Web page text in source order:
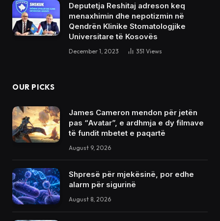
Deputetja Reshitaj adreson keq
menaxhimin dhe nepotizmin në
Qendrën Klinike Stomatologjike
Universitare të Kosovës
December 1, 2023 351 Views
OUR PICKS
James Cameron mendon për jetën
pas “Avatar”, e ardhmja e dy filmave
të fundit mbetet e paqartë
August 9, 2026
Shpresë për mjekësinë, por edhe
alarm për sigurinë
August 8, 2026